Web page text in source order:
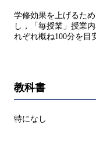
学修効果を上げるた
し，「毎授業」授業
れぞれ概ね100分を目
教科書
特になし